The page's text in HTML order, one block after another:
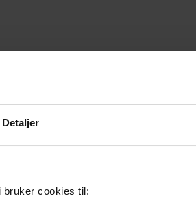
Detaljer
cookies til: